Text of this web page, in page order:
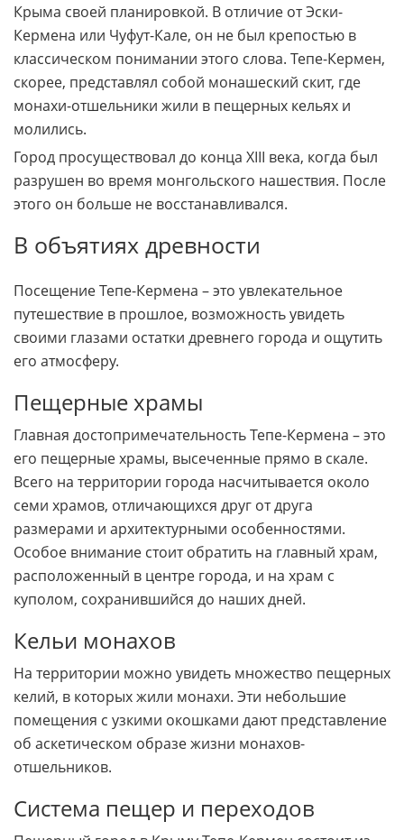
Крыма своей планировкой. В отличие от Эски-
Кермена или Чуфут-Кале, он не был крепостью в
классическом понимании этого слова. Тепе-Кермен,
скорее, представлял собой монашеский скит, где
монахи-отшельники жили в пещерных кельях и
молились.
Город просуществовал до конца XIII века, когда был
разрушен во время монгольского нашествия. После
этого он больше не восстанавливался.
В объятиях древности
Посещение Тепе-Кермена – это увлекательное
путешествие в прошлое, возможность увидеть
своими глазами остатки древнего города и ощутить
его атмосферу.
Пещерные храмы
Главная достопримечательность Тепе-Кермена – это
его пещерные храмы, высеченные прямо в скале.
Всего на территории города насчитывается около
семи храмов, отличающихся друг от друга
размерами и архитектурными особенностями.
Особое внимание стоит обратить на главный храм,
расположенный в центре города, и на храм с
куполом, сохранившийся до наших дней.
Кельи монахов
На территории можно увидеть множество пещерных
келий, в которых жили монахи. Эти небольшие
помещения с узкими окошками дают представление
об аскетическом образе жизни монахов-
отшельников.
Система пещер и переходов